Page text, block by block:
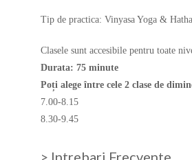
Tip de practica: Vinyasa Yoga &
Clasele sunt accesibile pentru toate
Durata: 75 minute
Poți alege între cele 2 clase de
7.00-8.15
8.30-9.45